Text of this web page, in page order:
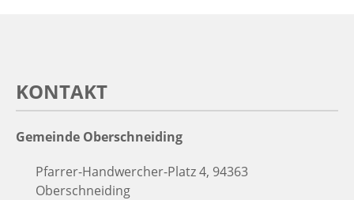
KONTAKT
Gemeinde Oberschneiding
Pfarrer-Handwercher-Platz 4, 94363
Oberschneiding